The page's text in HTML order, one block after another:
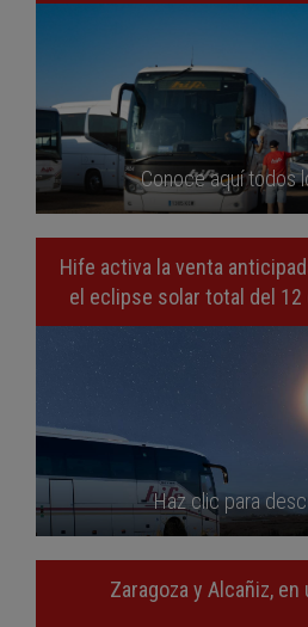
Conoce aquí todos
Hife activa la venta
el eclipse solar total del 12
Haz clic para
Zaragoza y Alcañiz,